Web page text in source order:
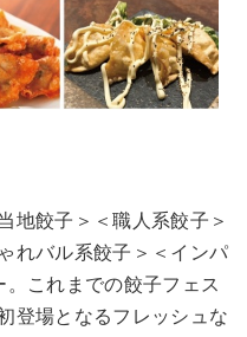
地餃子＞＜職人系餃子＞
れバル系餃子＞＜インパ
これまでの餃子フェス
登場となるフレッシュな